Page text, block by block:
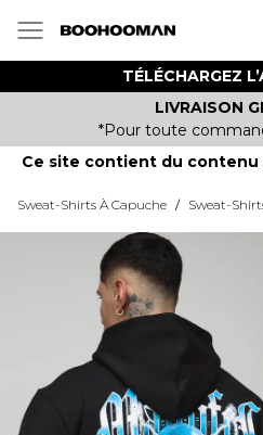
TÉLÉCHARGEZ
LIVRAISON
*Pour toute
Ce site contient du contenu
Sweat-Shirts À Capuche / Sweat-